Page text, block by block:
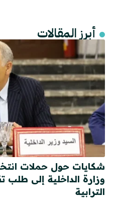
أبرز المقالات
شكايات حول حملات
وزارة الداخلية إلى طلب
الترابية